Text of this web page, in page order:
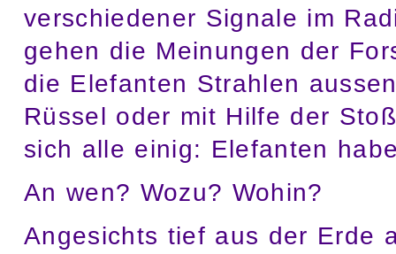
verschiedener Signale im
gehen die Meinungen der
die Elefanten Strahlen
Rüssel oder mit Hilfe der
sich alle einig: Elefanten
An wen? Wozu? Wohin?
Angesichts tief aus der Erde